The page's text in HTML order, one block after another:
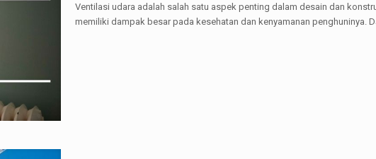
Ventilasi udara adalah salah satu aspek penting dalam desain dan
memiliki dampak besar pada kesehatan dan kenyamanan penghuninya.